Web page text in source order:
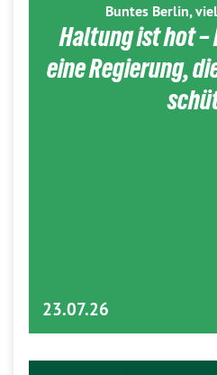
Buntes Berlin,
Haltung ist hot
eine Regierung,
23.07.26